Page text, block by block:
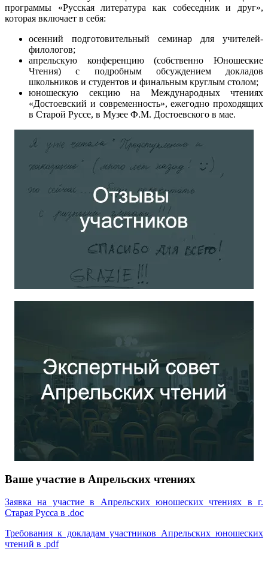
программы «Русская литература как собеседник и друг»,
которая включает в себя:
осенний подготовительный семинар для учителей-
филологов;
апрельскую конференцию (собственно Юношеские
Чтения) с подробным обсуждением докладов
школьников и студентов и финальным круглым столом;
юношескую секцию на Международных чтениях
«Достоевский и современность», ежегодно проходящих
в Старой Руссе, в Музее Ф.М. Достоевского в мае.
Ваше участие в Апрельских чтениях
Заявка на участие в Апрельских юношеских чтениях в г.
Старая Русса в .doc
Требования к докладам участников Апрельских юношеских
чтений в .pdf